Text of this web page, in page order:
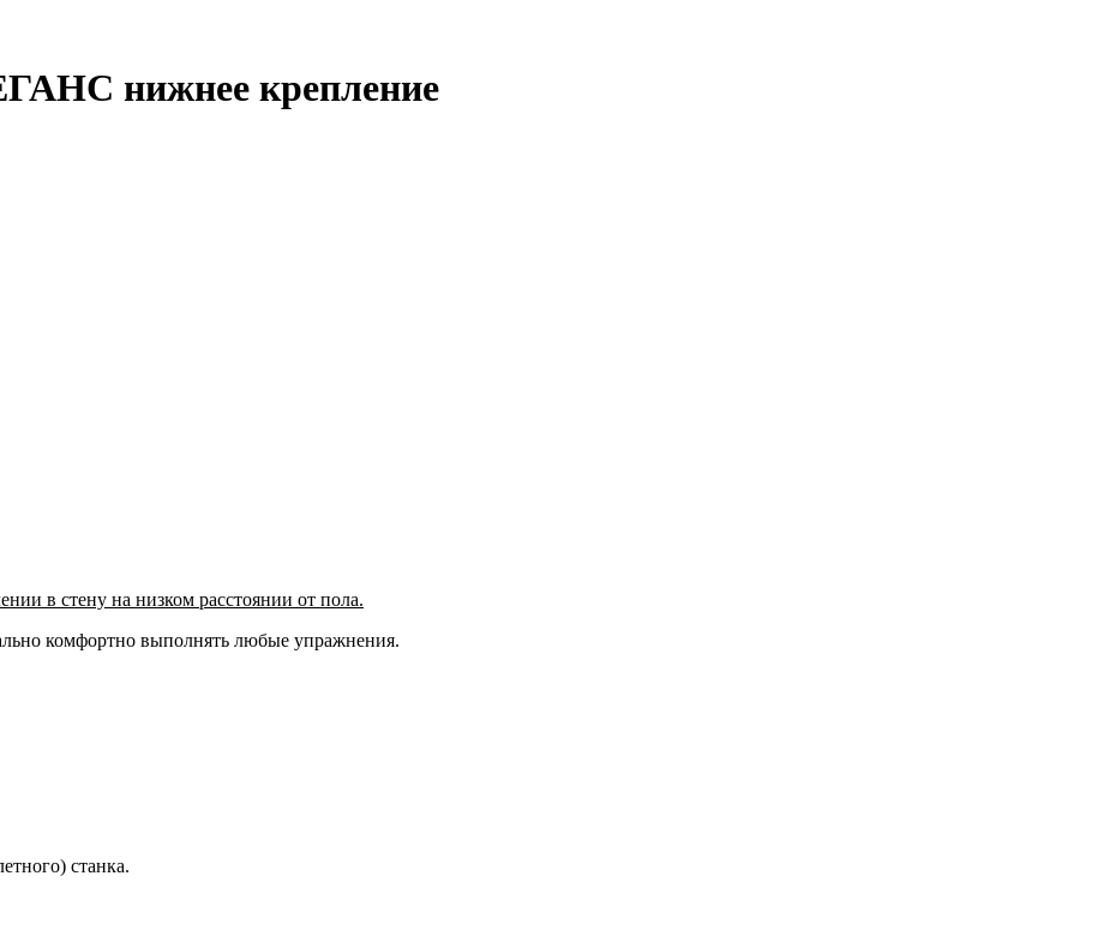
нижнее крепление
в стену на низком расстоянии от пола.
комфортно выполнять любые упражнения.
станка.